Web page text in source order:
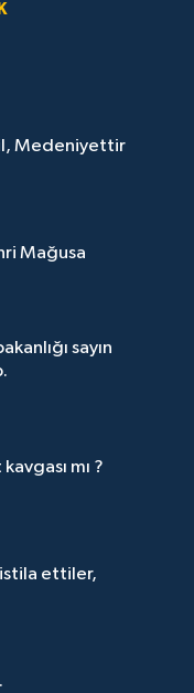
Medeniyettir
Mağusa
sayın
mı ?
istila ettiler,